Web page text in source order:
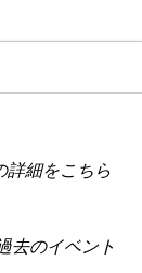
詳細をこちら
去のイベント